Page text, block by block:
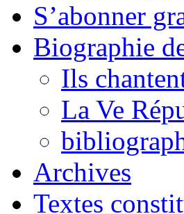
S’abonner
Biographie
Ils
La Ve
Archives
Textes